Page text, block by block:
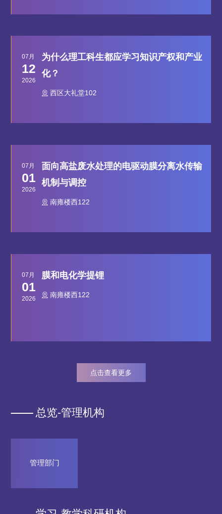
07月
12
2026
为什么理工科生都应学习知识产权和产业
化？
西区大礼堂102
07月
01
2026
面向高盐废水处理的电驱动膜分离水传输
机制与调控
南雍楼西122
07月
01
2026
膜和电化学提锂
南雍楼西122
点击查看更多
总览-管理机构
管理部门